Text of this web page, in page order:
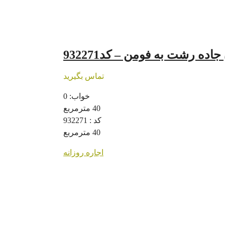
رشت به فومن – کد932271
تماس بگیرید
خواب: 0
40 مترمربع
کد : 932271
40 مترمربع
اجاره روزانه